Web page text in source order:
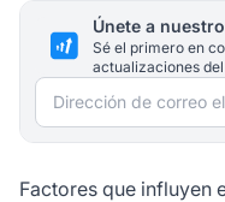
Únete a
Sé el primero en
actualizaciones
Dirección de correo
Factores que influyen